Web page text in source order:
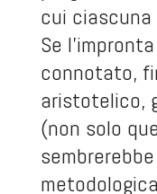
cui
Se
connotato,
aristotelico,
(non solo